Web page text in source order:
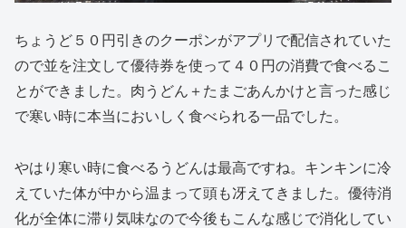
ちょうど５０円引きのクーポンがアプリで配信されていた
ので並を注文して優待券を使って４０円の消費で食べるこ
とができました。肉うどん＋たまごあんかけと言った感じ
で寒い時に本当においしく食べられる一品でした。
やはり寒い時に食べるうどんは最高ですね。キンキンに冷
えていた体が中から温まって頭も冴えてきました。優待消
化が全体に滞り気味なので今後もこんな感じで消化してい